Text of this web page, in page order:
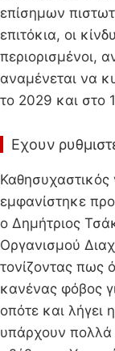
επίσημων
επιτόκια, οι
περιορισμένοι,
αναμένεται να
το 2029 και στο
Εχουν
Καθησυχαστικός
εμφανίστηκε
ο Δημήτριος
Οργανισμού
τονίζοντας πως
κανένας φόβος
οπότε και λήγει
υπάρχουν πολλά